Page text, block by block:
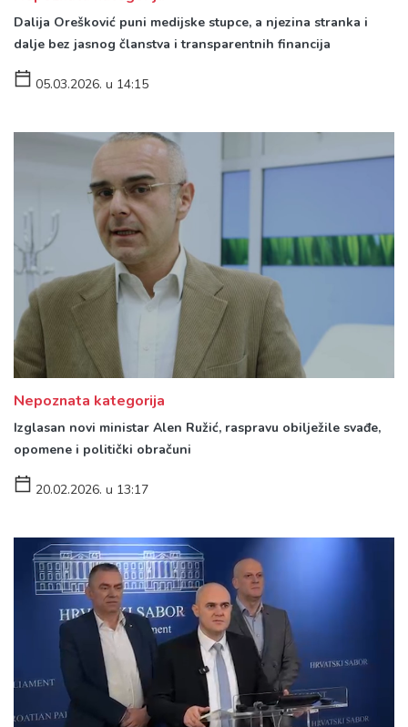
Dalija Orešković puni medijske stupce, a njezina stranka i
dalje bez jasnog članstva i transparentnih financija
05.03.2026. u 14:15
Nepoznata kategorija
Izglasan novi ministar Alen Ružić, raspravu obilježile svađe,
opomene i politički obračuni
20.02.2026. u 13:17